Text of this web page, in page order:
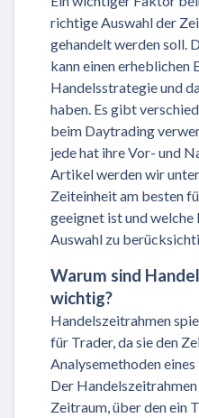
richtige Auswahl der
gehandelt werden soll.
kann einen erheblichen
Handelsstrategie und
haben. Es gibt
beim Daytrading
jede hat ihre Vor- und
Artikel werden wir
Zeiteinheit am besten
geeignet ist und
Auswahl zu
Warum sind
wichtig?
Handelszeitrahmen
für Trader, da sie den
Analysemethoden
Der
Zeitraum, über den ein